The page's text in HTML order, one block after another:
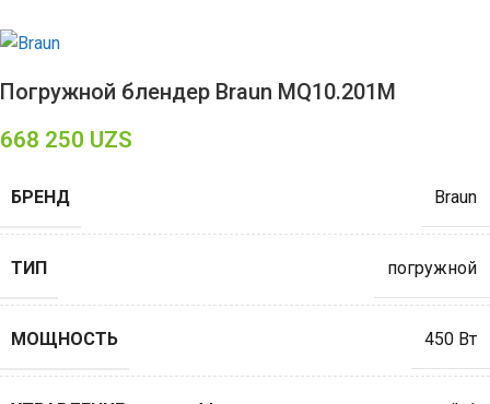
Погружной блендер Braun MQ10.201M
668 250 UZS
БРЕНД Braun
ТИП погружной
МОЩНОСТЬ 450 Вт